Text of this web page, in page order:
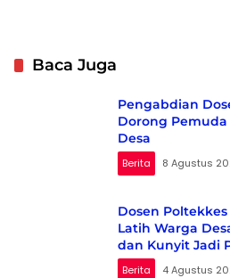
Baca Juga
Pengabdian
Dorong
Desa
Berita 8 Agustus
Dosen
Latih Warga
dan Kunyit Jadi
Ekonomi
Berita 4 Agustus